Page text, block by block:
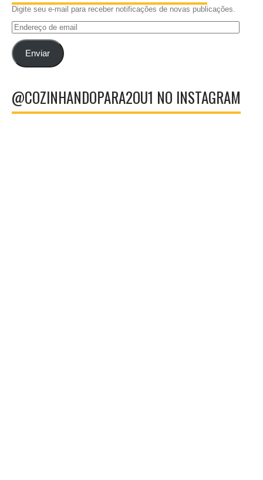
Digite seu e-mail para receber notificações de novas publicações.
Endereço
emailEnviar
@COZINHANDOPARA2OU1 NO INSTAGRAM